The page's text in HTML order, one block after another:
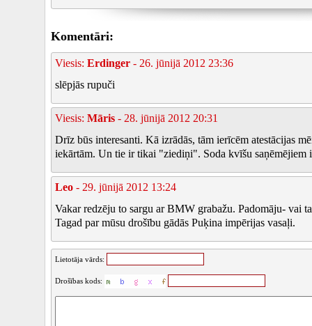
Komentāri:
Viesis: Erdinger - 26. jūnijā 2012 23:36
slēpjās rupuči
Viesis: Māris - 28. jūnijā 2012 20:31
Drīz būs interesanti. Kā izrādās, tām ierīcēm atestācijas
iekārtām. Un tie ir tikai "ziediņi". Soda kvīšu saņēmējiem
Leo - 29. jūnijā 2012 13:24
Vakar redzēju to sargu ar BMW grabažu. Padomāju- vai
Tagad par mūsu drošību gādās Puķina impērijas vasaļi.
Lietotāja vārds:
Drošības kods: